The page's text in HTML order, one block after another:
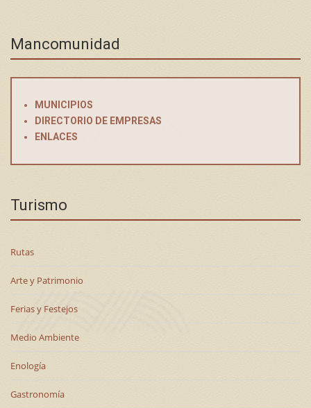
Mancomunidad
MUNICIPIOS
DIRECTORIO DE EMPRESAS
ENLACES
Turismo
Rutas
Arte y Patrimonio
Ferias y Festejos
Medio Ambiente
Enología
Gastronomía